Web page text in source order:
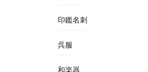
印鑑名刺
呉服
和楽器